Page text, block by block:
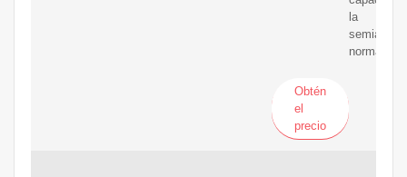
la
Obtén
el
precio